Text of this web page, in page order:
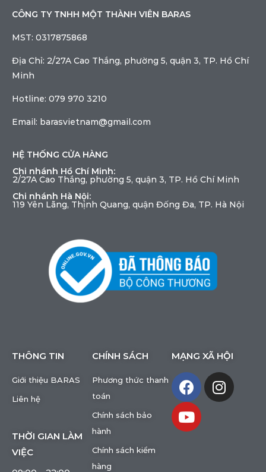
CÔNG TY TNHH MỘT THÀNH VIÊN BARAS
MST: 0317875868
Địa Chỉ: 2/27A Cao Thắng, phường 5, quận 3, TP. Hồ Chí
Minh
Hotline: 079 970 3210
Email: barasvietnam@gmail.com
HỆ THỐNG CỬA HÀNG
Chi nhánh Hồ Chí Minh:
2/27A Cao Thắng, phường 5, quận 3, TP. Hồ Chí Minh
Chi nhánh Hà Nội:
119 Yên Lãng, Thịnh Quang, quận Đống Đa, TP. Hà Nội
THÔNG TIN
Giới thiệu BARAS
Liên hệ
THỜI GIAN LÀM
VIỆC
CHÍNH SÁCH
Phương thức thanh
toán
Chính sách bảo
hành
Chính sách kiểm
hàng
MẠNG XÃ HỘI